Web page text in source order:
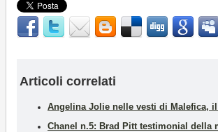
Articoli correlati
Angelina Jolie nelle vesti di Malefica,
Chanel n.5: Brad Pitt testimonial della